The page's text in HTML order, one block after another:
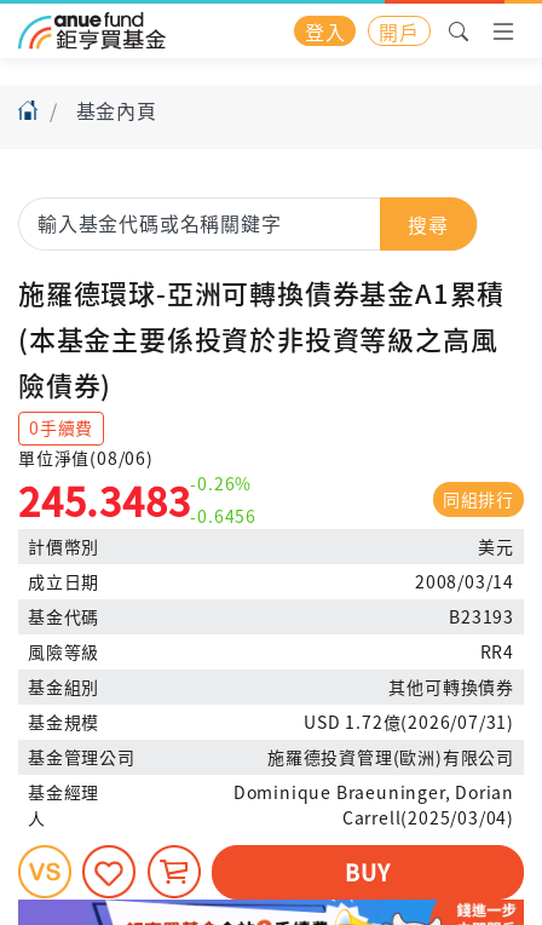
登入 開戶
基金內頁
搜尋
施羅德環球-亞洲可轉換債券基金A1累積
(本基金主要係投資於非投資等級之高風
險債券)
0手續費
單位淨值(08/06)
245.3483-0.26%
-0.6456
同組排行
計價幣別
美元
成立日期
2008/03/14
基金代碼
B23193
風險等級
RR4
基金組別
其他可轉換債券
基金規模
USD 1.72億(2026/07/31)
基金管理公司
施羅德投資管理(歐洲)有限公司
基金經理
人
Dominique Braeuninger, Dorian
Carrell(2025/03/04)
BUY